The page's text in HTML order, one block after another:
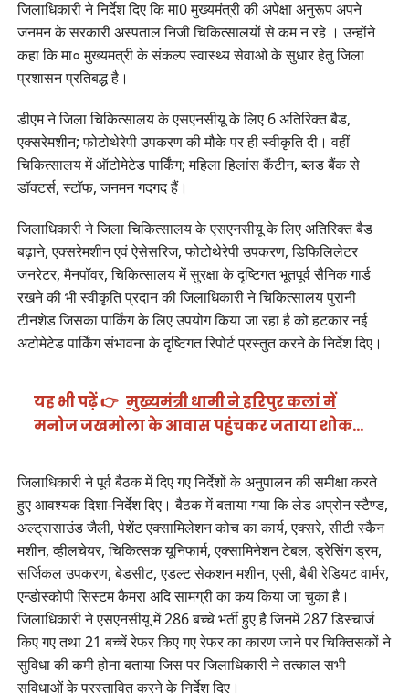
जिलाधिकारी ने निर्देश दिए कि मा0 मुख्यमंत्री की अपेक्षा अनुरूप अपने
जनमन के सरकारी अस्पताल निजी चिकित्सालयों से कम न रहे । उन्होंने
कहा कि मा० मुख्यमत्री के संकल्प स्वास्थ्य सेवाओ के सुधार हेतु जिला
प्रशासन प्रतिबद्ध है।
डीएम ने जिला चिकित्सालय के एसएनसीयू के लिए 6 अतिरिक्त बैड,
एक्सरेमशीन; फोटोथेरेपी उपकरण की मौके पर ही स्वीकृति दी। वहीं
चिकित्सालय में ऑटोमेटेड पार्किंग; महिला हिलांस कैंटीन, ब्लड बैंक से
डॉक्टर्स, स्टॉफ, जनमन गदगद हैं।
जिलाधिकारी ने जिला चिकित्सालय के एसएनसीयू के लिए अतिरिक्त बैड
बढ़ाने, एक्सरेमशीन एवं ऐसेसरिज, फोटोथेरेपी उपकरण, डिफिलिलेटर
जनरेटर, मैनपॉवर, चिकित्सालय में सुरक्षा के दृष्टिगत भूतपूर्व सैनिक गार्ड
रखने की भी स्वीकृति प्रदान की जिलाधिकारी ने चिकित्सालय पुरानी
टीनशेड जिसका पार्किंग के लिए उपयोग किया जा रहा है को हटकार नई
अटोमेटेड पार्किंग संभावना के दृष्टिगत रिपोर्ट प्रस्तुत करने के निर्देश दिए।
यह भी पढ़ें 👉 मुख्यमंत्री धामी ने हरिपुर कलां में
मनोज जखमोला के आवास पहुंचकर जताया शोक…
जिलाधिकारी ने पूर्व बैठक में दिए गए निर्देशों के अनुपालन की समीक्षा करते
हुए आवश्यक दिशा-निर्देश दिए। बैठक में बताया गया कि लेड अप्रोन स्टैण्ड,
अल्ट्रासाउंड जैली, पेशेंट एक्सामिलेशन कोच का कार्य, एक्सरे, सीटी स्कैन
मशीन, व्हीलचेयर, चिकित्सक यूनिफार्म, एक्सामिनेशन टेबल, ड्रेसिंग ड्रम,
सर्जिकल उपकरण, बेडसीट, एडल्ट सेकशन मशीन, एसी, बैबी रेडियट वार्मर,
एन्डोस्कोपी सिस्टम कैमरा अदि सामग्री का कय किया जा चुका है।
जिलाधिकारी ने एसएनसीयू में 286 बच्चे भर्ती हुए है जिनमें 287 डिस्चार्ज
किए गए तथा 21 बच्चें रेफर किए गए रेफर का कारण जाने पर चिक्तिसकों ने
सुविधा की कमी होना बताया जिस पर जिलाधिकारी ने तत्काल सभी
सुविधाओं के प्रस्तावित करने के निर्देश दिए।